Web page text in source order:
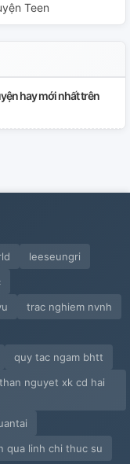
Teen
hay mới nhất trên
leeseungri
trac nghiem nvnh
quy tac ngam bhtt
nguyet xk cd hai
qua linh chi thuc su